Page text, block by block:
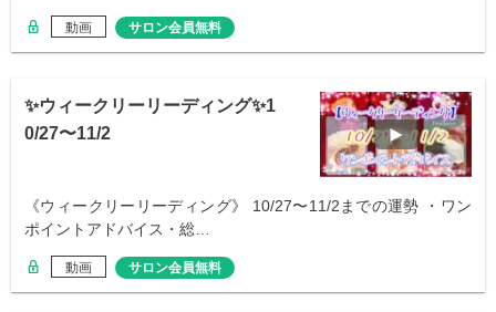
動画 サロン会員無料
✨ウィークリーリーディング✨1
0/27〜11/2
《ウィークリーリーディング》 10/27〜11/2までの運勢 ・ワン
ポイントアドバイス・総…
動画 サロン会員無料